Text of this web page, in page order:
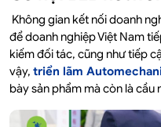
Không gian kết nối doanh
để doanh nghiệp Việt Nam
kiếm đối tác, cũng như tiếp
vậy, triển lãm
bày sản phẩm mà còn là